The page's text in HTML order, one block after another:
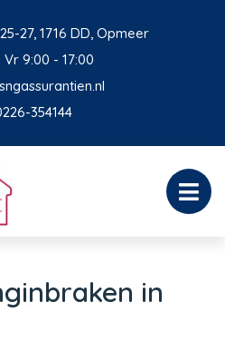
27, 1716 DD, Opmeer
Vr 9:00 - 17:00
354144
in